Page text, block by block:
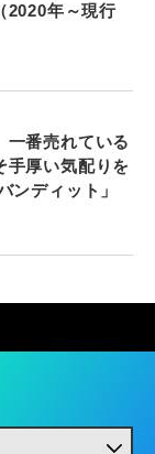
2020年～現行
番売れている
手厚い気配りを
ンディット」